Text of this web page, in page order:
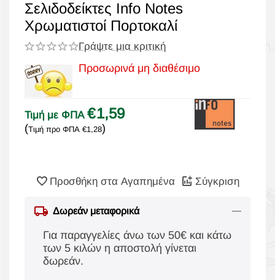
Σελιδοδείκτες Info Notes
Χρωματιστοί Πορτοκαλί
Γράψτε μια κριτική
Προσωρινά μη διαθέσιμο
Τιμή με ΦΠΑ €1,59
(Τιμή προ ΦΠΑ €1,28)
Προσθήκη στα Αγαπημένα Σύγκριση
Δωρεάν μεταφορικά
Για παραγγελίες άνω των 50€ και κάτω
των 5 κιλών η αποστολή γίνεται
δωρεάν.